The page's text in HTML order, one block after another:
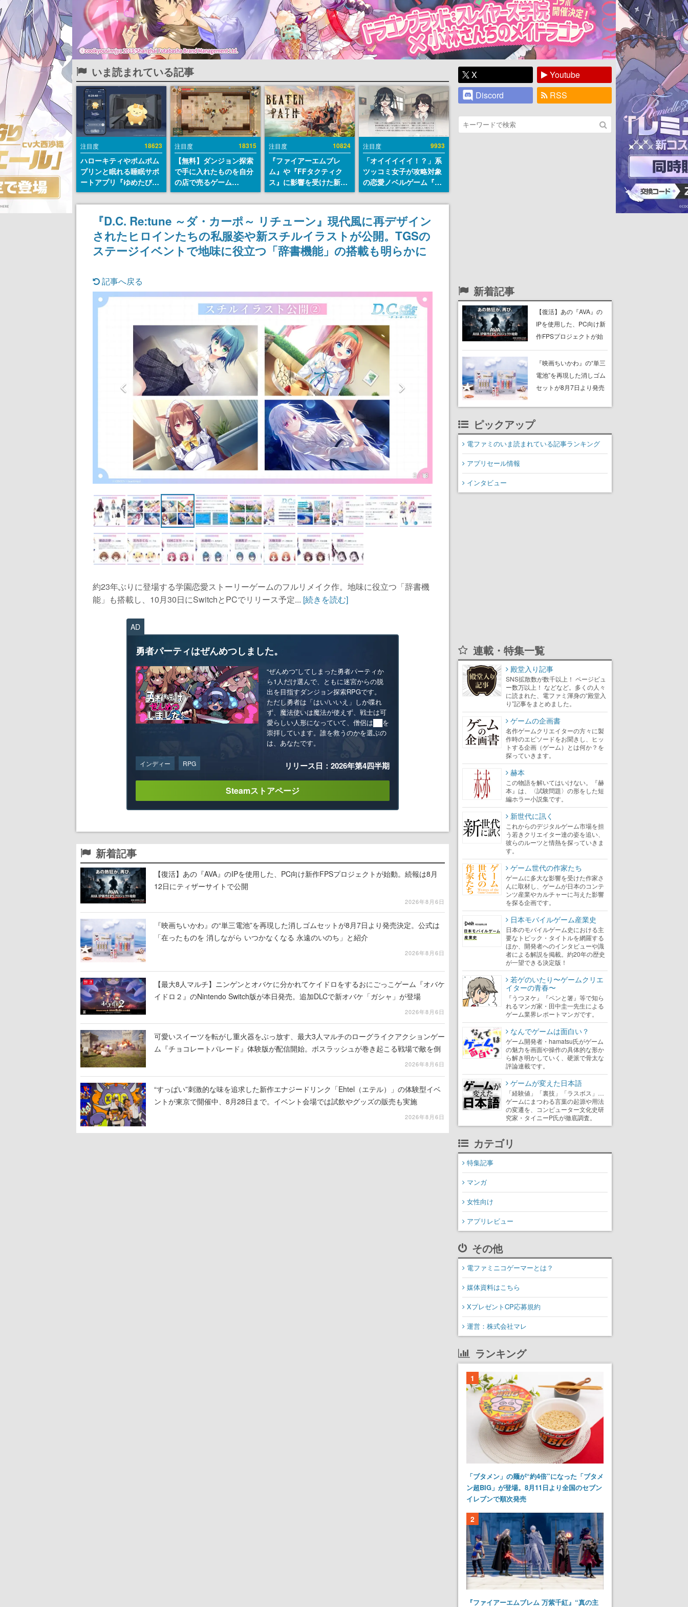
いま読まれている記事
注目度 18623
ハローキティやポムポム
プリンと眠れる睡眠サポ
ートアプリ『ゆめたび』
が配信中。キャラごとの
ASMRや目覚ましアラー
ムも搭載
注目度 18315
【無料】ダンジョン探索
で手に入れたものを自分
の店で売るゲーム
『Moonlighter』が
Steamにて無料配布中！
続編『Moonlighter 2』
の9月2日正式リリースを
記念したキャンペーン
注目度 10824
『ファイアーエムブレ
ム』や『FFタクティク
ス』に影響を受けた新作
戦略RPG『Beaten
Path』2027年に発売
へ。PC（Steam）、
PS5、Xbox、Switch向
けにリリース予定
注目度 9933
「オイイイイイ！？」系
ツッコミ女子が攻略対象
の恋愛ノベルゲーム『美
術部カノジョ』Steamス
トアページが公開。「お
前らーそろそろ自重しろ
ー？＾＾」暗黒微笑の夢
女子や、萌え声不思議ち
ゃん女子と青春を謳歌
『D.C. Re:tune ～ダ・カーポ～ リチューン』現代風に再デザイン
されたヒロインたちの私服姿や新スチルイラストが公開。TGSの
ステージイベントで地味に役立つ「辞書機能」の搭載も明らかに
記事へ戻る
3 / 18
約23年ぶりに登場する学園恋愛ストーリーゲームのフルリメイク作。地味に役立つ「辞書機
能」も搭載し、10月30日にSwitchとPCでリリース予定... [続きを読む]
AD
勇者パーティはぜんめつしました。
“ぜんめつ”してしまった勇者パーティか
ら1人だけ選んで、ともに迷宮からの脱
出を目指すダンジョン探索RPGです。
ただし勇者は「はい/いいえ」しか喋れ
ず、魔法使いは魔法が使えず、戦士は可
愛らしい人形になっていて、僧侶は██を
崇拝しています。誰を救うのかを選ぶの
は、あなたです。
インディー RPG リリース日：2026年第4四半期
Steamストアページ
新着記事
【復活】あの『AVA』のIPを使用した、PC向け新作FPSプロジェクトが始動。続報は8月
12日にティザーサイトで公開
2026年8月6日
『映画ちいかわ』の“単三電池”を再現した消しゴムセットが8月7日より発売決定。公式は
「在ったものを 消しながら いつかなくなる 永遠のいのち」と紹介
2026年8月6日
【最大8人マルチ】ニンゲンとオバケに分かれてケイドロをするおにごっこゲーム『オバケ
イドロ２』のNintendo Switch版が本日発売。追加DLCで新オバケ「ガシャ」が登場
2026年8月6日
可愛いスイーツを転がし重火器をぶっ放す、最大3人マルチのローグライクアクションゲー
ム『チョコレートパレード』体験版が配信開始。ボスラッシュが巻き起こる戦場で敵を倒
2026年8月6日
“すっぱい”刺激的な味を追求した新作エナジードリンク「Ehtel（エテル）」の体験型イベ
ントが東京で開催中、8月28日まで。イベント会場では試飲やグッズの販売も実施
2026年8月6日
X
Youtube
Discord
RSS
新着記事
【復活】あの『AVA』の
IPを使用した、PC向け新
作FPSプロジェクトが始
動。続報は8月12日にテ
ィザーサイトで公開
『映画ちいかわ』の“単三
電池”を再現した消しゴム
セットが8月7日より発売
紹介
ピックアップ
電ファミのいま読まれている記事ランキング
アプリセール情報
インタビュー
連載・特集一覧
殿堂入り記事
SNS拡散数が数千以上！ ページビュ
ー数万以上！ などなど。多くの人々
に読まれた、電ファミ渾身の“殿堂入
り”記事をまとめました。
ゲームの企画書
名作ゲームクリエイターの方々に製
作時のエピソードをお聞きし、ヒッ
トする企画（ゲーム）とは何か？を
探っていきます。
赫本
この物語を解いてはいけない。『赫
本』は、〈試験問題〉の形をした短
編ホラー小説集です。
新世代に訊く
これからのデジタルゲーム市場を担
う若きクリエイター達の姿を追い、
彼らのルーツと情熱を探っていきま
す。
ゲーム世代の作家たち
ゲームに多大な影響を受けた作家さ
んに取材し、ゲームが日本のコンテ
ンツ産業やカルチャーに与えた影響
を探る企画です。
日本モバイルゲーム産業史
日本のモバイルゲーム史における主
要なトピック・タイトルを網羅する
ほか、開発者へのインタビューや識
者による解説を掲載。約20年の歴史
が一望できる決定版！
若ゲのいたり〜ゲームクリエ
イターの青春〜
『うつヌケ』『ペンと箸』等で知ら
れるマンガ家・田中圭一先生による
ゲーム業界レポートマンガです。
なんでゲームは面白い？
ゲーム開発者・hamatsu氏がゲーム
の魅力を画面や操作の具体的な形か
ら解き明かしていく、硬派で骨太な
評論連載です。
ゲームが変えた日本語
「経験値」「裏技」「ラスボス」…
ゲームにまつわる言葉の起源や用法
の変遷を、コンピューター文化史研
究家・タイニーP氏が徹底調査。
カテゴリ
特集記事
マンガ
女性向け
アプリレビュー
その他
電ファミニコゲーマーとは？
媒体資料はこちら
XプレゼントCP応募規約
運営：株式会社マレ
ランキング
1
「ブタメン」の麺が“約4倍”になった「ブタメ
ン超BIG」が登場。8月11日より全国のセブン
イレブンで順次発売
2
『ファイアーエムブレム 万紫千紅』“真の主